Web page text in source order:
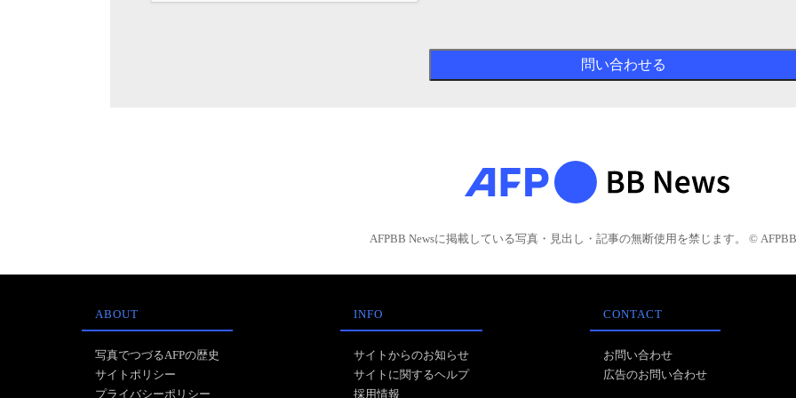
AFPBB Newsに掲載している写真・見出し・記事の無断使用を禁じます。 ©
ABOUT
写真でつづるAFPの歴史
サイトポリシー
プライバシーポリシー
INFO
サイトからのお知らせ
サイトに関するヘルプ
採用情報
CONTACT
お問い合わせ
広告のお問い合わせ